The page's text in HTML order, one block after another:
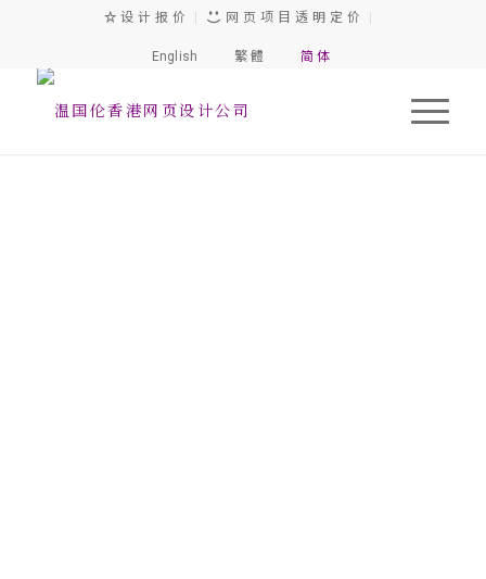
设 计 报 价 网 页 项 目 透 明 定 价
English 繁 體 简 体